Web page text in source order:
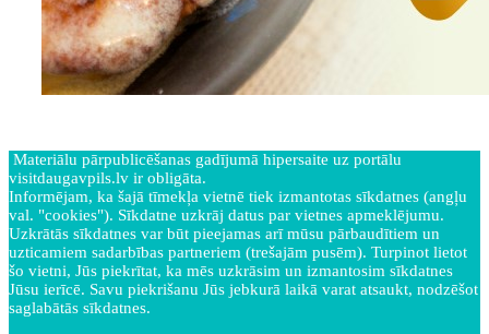
Materiālu pārpublicēšanas gadījumā hipersaite uz portālu
visitdaugavpils.lv ir obligāta.
Informējam, ka šajā tīmekļa vietnē tiek izmantotas sīkdatnes (angļu
val. "cookies"). Sīkdatne uzkrāj datus par vietnes apmeklējumu.
Uzkrātās sīkdatnes var būt pieejamas arī mūsu pārbaudītiem un
uzticamiem sadarbības partneriem (trešajām pusēm). Turpinot lietot
šo vietni, Jūs piekrītat, ka mēs uzkrāsim un izmantosim sīkdatnes
Jūsu ierīcē. Savu piekrišanu Jūs jebkurā laikā varat atsaukt, nodzēšot
saglabātās sīkdatnes.